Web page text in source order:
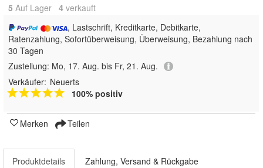
5 Auf Lager 4 verkauft
, Lastschrift, Kreditkarte, Debitkarte,
Ratenzahlung, Sofortüberweisung, Überweisung, Bezahlung nach
30 Tagen
Zustellung: Mo, 17. Aug. bis Fr, 21. Aug.
Verkäufer: Neuerts
100% positiv
Merken Teilen
Produktdetails Zahlung, Versand & Rückgabe